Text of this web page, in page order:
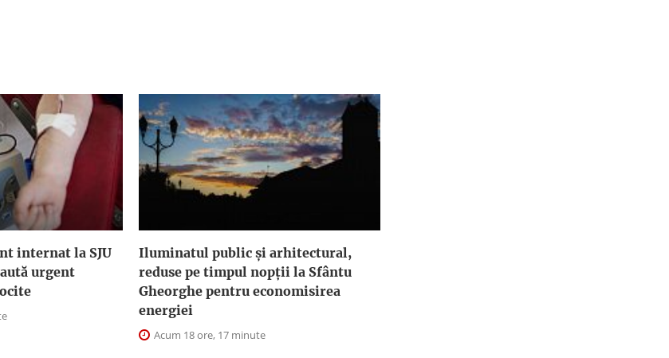
internat la SJU
urgent
Iluminatul public şi arhitectural,
reduse pe timpul nopţii la Sfântu
Gheorghe pentru economisirea
energiei
Acum 18 ore, 17 minute